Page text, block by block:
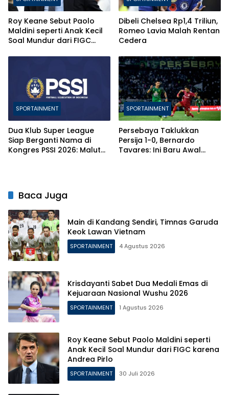
Roy Keane Sebut Paolo
Maldini seperti Anak Kecil
Soal Mundur dari FIGC
Dibeli Chelsea Rp1,4 Triliun,
Romeo Lavia Malah Rentan
Cedera
SPORTAINMENT
Dua Klub Super League
Siap Berganti Nama di
Kongres PSSI 2026: Malut
SPORTAINMENT
Persebaya Taklukkan
Persija 1-0, Bernardo
Tavares: Ini Baru Awal
Baca Juga
Main di Kandang Sendiri, Timnas Garuda
Keok Lawan Vietnam
SPORTAINMENT 4 Agustus 2026
Krisdayanti Sabet Dua Medali Emas di
Kejuaraan Nasional Wushu 2026
SPORTAINMENT 1 Agustus 2026
Roy Keane Sebut Paolo Maldini seperti
Anak Kecil Soal Mundur dari FIGC karena
Andrea Pirlo
SPORTAINMENT 30 Juli 2026